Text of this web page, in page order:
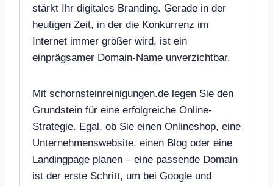
stärkt Ihr digitales Branding. Gerade in der
heutigen Zeit, in der die Konkurrenz im
Internet immer größer wird, ist ein
einprägsamer Domain-Name unverzichtbar.
Mit schornsteinreinigungen.de legen Sie den
Grundstein für eine erfolgreiche Online-
Strategie. Egal, ob Sie einen Onlineshop, eine
Unternehmenswebsite, einen Blog oder eine
Landingpage planen – eine passende Domain
ist der erste Schritt, um bei Google und